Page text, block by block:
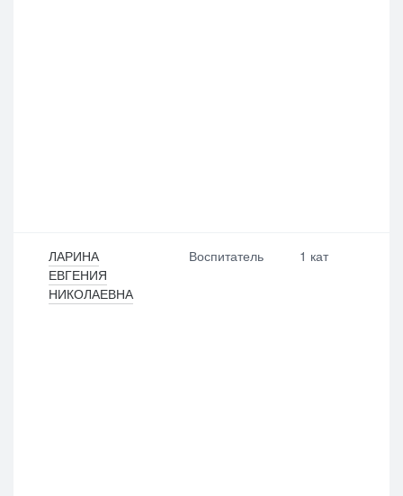
ЛАРИНА
ЕВГЕНИЯ
НИКОЛАЕВНА
Воспитатель 1 кат